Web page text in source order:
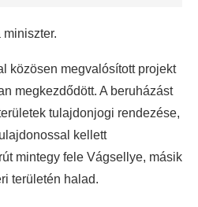
közösen megvalósított projekt
megkezdődött. A beruházást
tulajdonjogi rendezése,
kellett
mintegy fele Vágsellye, másik
területén halad.